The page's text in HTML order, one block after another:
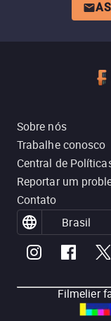
Sobre nós
Trabalhe conosco
Central de
Reportar um
Contato
Brasil
Filmelier